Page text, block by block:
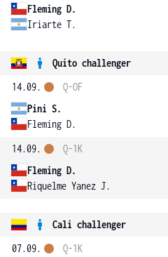
Fleming D.
Iriarte T.
Quito challenger
14.09.
Pini S.
Fleming D.
Q-OF
14.09.
Fleming D.
Riquelme Yanez J.
Q-1K
Cali challenger
07.09.
Q-1K